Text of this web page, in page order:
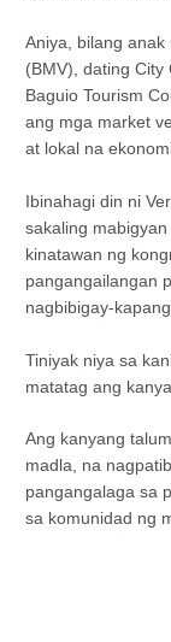
Aniya, bilang
(BMV), dating City
Baguio Tourism
ang mga market
at lokal na
Ibinahagi din ni
sakaling
kinatawan ng
pangangailangan
nagbibigay-
Tiniyak niya sa
matatag ang
Ang kanyang
madla, na
pangangalaga sa
sa komunidad ng